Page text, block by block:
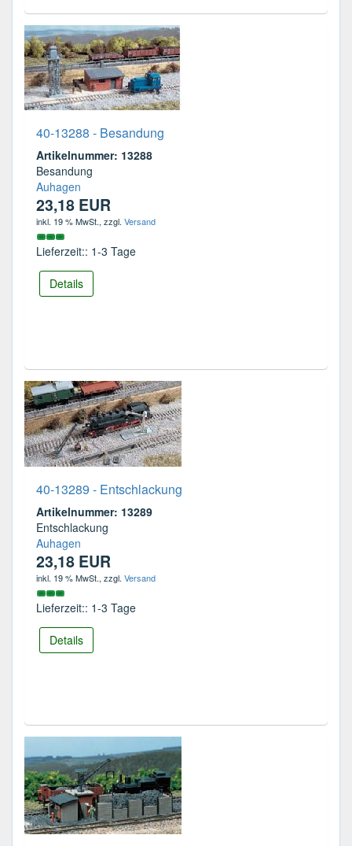
40-13288 - Besandung
Artikelnummer: 13288
Besandung
Auhagen
23,18 EUR
inkl. 19 % MwSt., zzgl. Versand
Lieferzeit:: 1-3 Tage
Details
40-13289 - Entschlackung
Artikelnummer: 13289
Entschlackung
Auhagen
23,18 EUR
inkl. 19 % MwSt., zzgl. Versand
Lieferzeit:: 1-3 Tage
Details